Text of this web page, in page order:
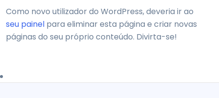
Como novo utilizador do WordPress, deveria ir ao
seu painel para eliminar esta página e criar novas
páginas do seu próprio conteúdo. Divirta-se!